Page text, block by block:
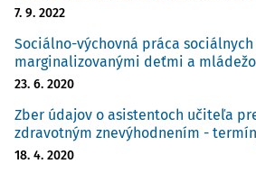
7. 9. 2022
Sociálno-výchovná práca sociálnych
marginalizovanými deťmi a
23. 6. 2020
Zber údajov o asistentoch učiteľa
zdravotným znevýhodnením -
18. 4. 2020